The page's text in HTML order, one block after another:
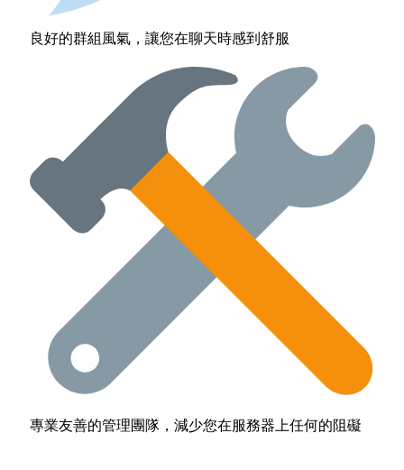
良好的群組風氣，讓您在聊天時感到舒服
專業友善的管理團隊，減少您在服務器上任何的阻礙